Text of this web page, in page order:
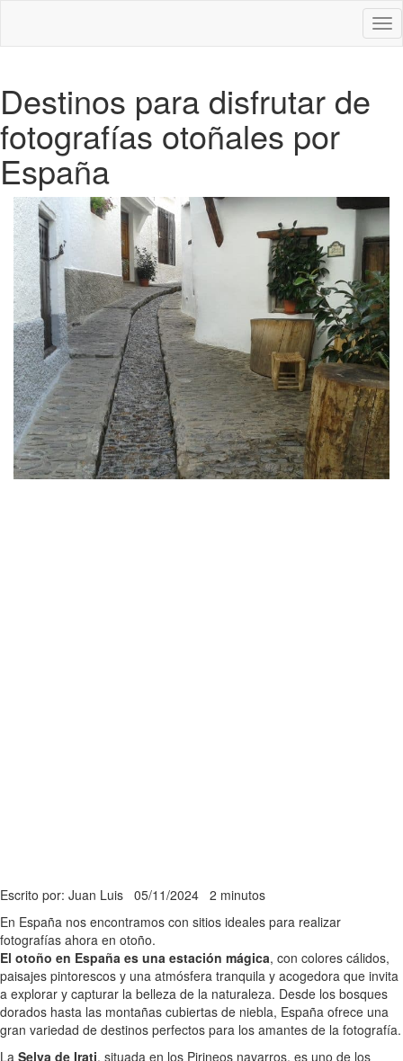
Destinos para disfrutar de
fotografías otoñales por
España
Escrito por: Juan Luis 05/11/2024 2 minutos
En España nos encontramos con sitios ideales para realizar
fotografías ahora en otoño.
El otoño en España es una estación mágica, con colores cálidos,
paisajes pintorescos y una atmósfera tranquila y acogedora que invita
a explorar y capturar la belleza de la naturaleza. Desde los bosques
dorados hasta las montañas cubiertas de niebla, España ofrece una
gran variedad de destinos perfectos para los amantes de la fotografía.
La Selva de Irati, situada en los Pirineos navarros, es uno de los